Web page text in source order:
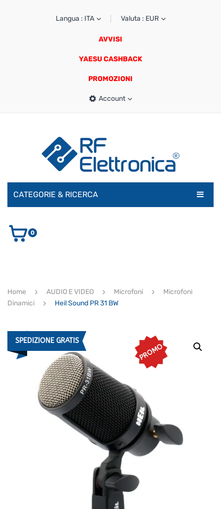
Langua : ITA Valuta : EUR
AVVISI
YAESU CASHBACK
PROMOZIONI
Account
CATEGORIE & RICERCA
AUDIO E VIDEO
ULTIMI ARRIVI
0
Home AUDIO E VIDEO Microfoni
Microfoni
Dinamici
Heil Sound PR 31 BW
SPEDIZIONE GRATIS
PROMO